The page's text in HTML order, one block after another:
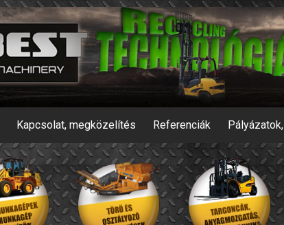
Kapcsolat, megközelítés Referenciák